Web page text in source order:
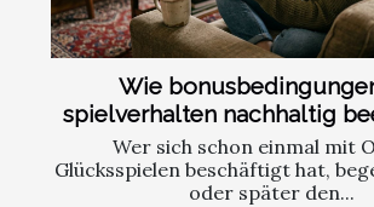
Wie
spielverhalten nachhaltig
Wer sich schon einmal mit
Glücksspielen beschäftigt hat,
oder später den...